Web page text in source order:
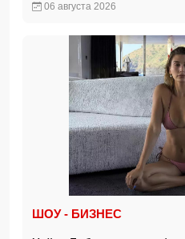
06 августа 2026
ШОУ - БИЗНЕС